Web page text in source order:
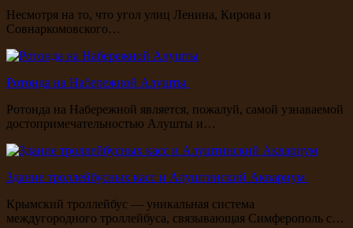
Несмотря на то, что угол улиц Ленина, Кирова и
Совнаркомовского…
Ротонда на Набережной Алушты
Ротонда на Набережной является, пожалуй, самой узнаваемой
достопримечательностью Алушты и…
Здание троллейбусных касс и Алуштинский Аквариум
Крымский троллейбус — уникальная система
междугородного троллейбуса, связывающая Симферополь с…